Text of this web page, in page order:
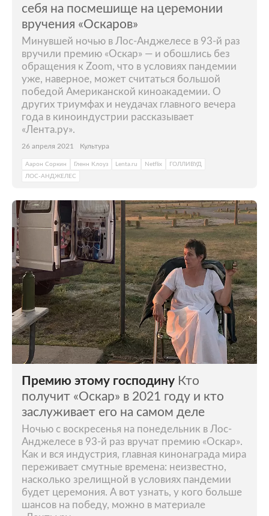
себя на посмешище на церемонии
вручения «Оскаров»
Минувшей ночью в Лос-Анджелесе в 93-й раз
вручили премию «Оскар» — и обошлись без
обращения к Zoom, что в условиях пандемии
уже, наверное, может считаться большой
победой Американской киноакадемии. О
других триумфах и неудачах главного вечера
года в киноиндустрии рассказывает
«Лента.ру».
26 апреля 2021 Культура
Аарон Соркин Гленн Клоуз Lenta.ru Netflix
ГОЛЛИВУД
ЛОС-АНДЖЕЛЕС
Премию этому господину Кто
получит «Оскар» в 2021 году и кто
заслуживает его на самом деле
Ночью с воскресенья на понедельник в Лос-
Анджелесе в 93-й раз вручат премию «Оскар».
Как и вся индустрия, главная кинонаграда мира
переживает смутные времена: неизвестно,
насколько зрелищной в условиях пандемии
будет церемония. А вот узнать, у кого больше
шансов на победу, можно в материале